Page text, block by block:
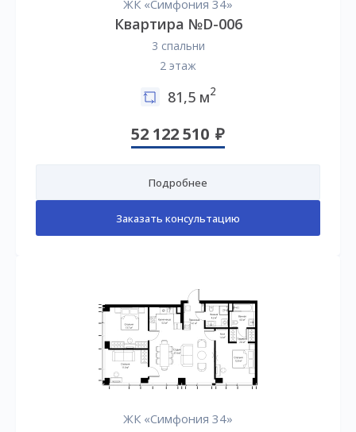
ЖК «Симфония 34»
Квартира №D-006
3 спальни
2 этаж
81,5 м2
52 122 510
Подробнее
Заказать консультацию
ЖК «Симфония 34»